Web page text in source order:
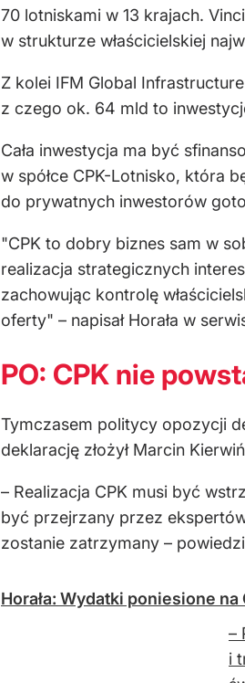
70 lotniskami w 13 krajach.
w strukturze właścicielskiej
Z kolei IFM Global
z czego ok. 64 mld to
Cała inwestycja ma być
w spółce CPK-Lotnisko, która
do prywatnych inwestorów
"CPK to dobry biznes sam w
realizacja strategicznych
zachowując kontrolę
oferty" – napisał Horała w
PO: CPK nie
Tymczasem politycy opozycji
deklarację złożył Marcin
– Realizacja CPK musi być
być przejrzany przez
zostanie zatrzymany –
Horała: Wydatki poniesione
–
i